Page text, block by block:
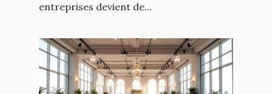
entreprises devient de...